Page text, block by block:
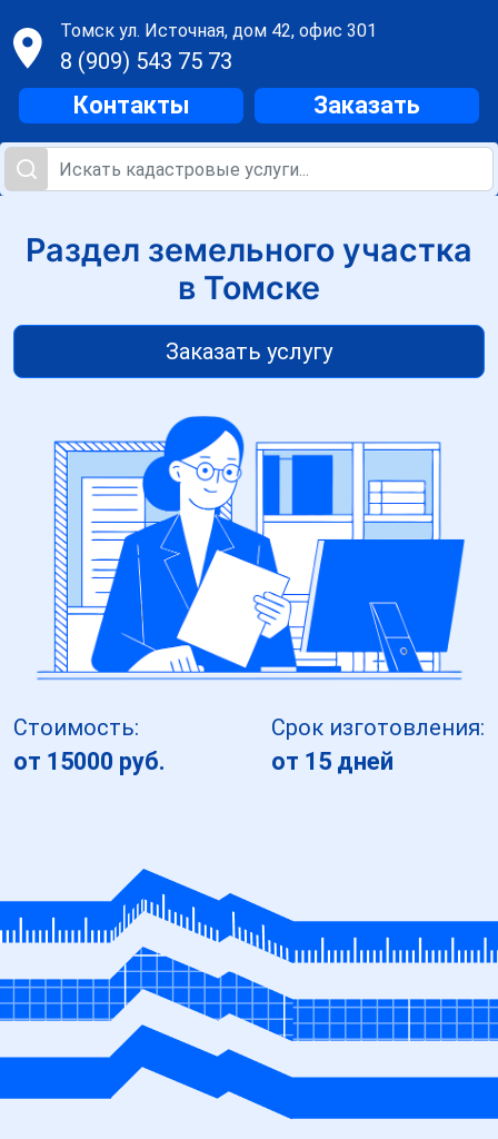
Томск ул. Источная, дом 42, офис 301
8 (909) 543 75 73
Контакты Заказать
Раздел земельного участка
в Томске
Заказать услугу
Стоимость:
от 15000 руб.
Срок изготовления:
от 15 дней